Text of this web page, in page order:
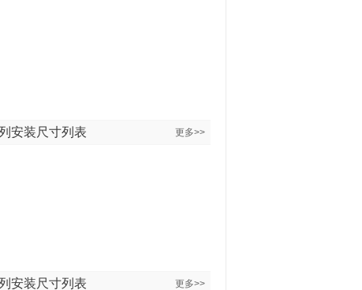
更多>>
安装尺寸列表
更多>>
安装尺寸列表